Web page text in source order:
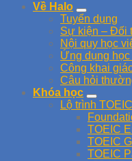
Về Halo
Tuyển dụng
Sự kiện – Đối
Nội quy học
Ứng dụng học
Công khai
Câu hỏi
Khóa học
Lộ trình
TOEIC
TOEIC
TOEIC